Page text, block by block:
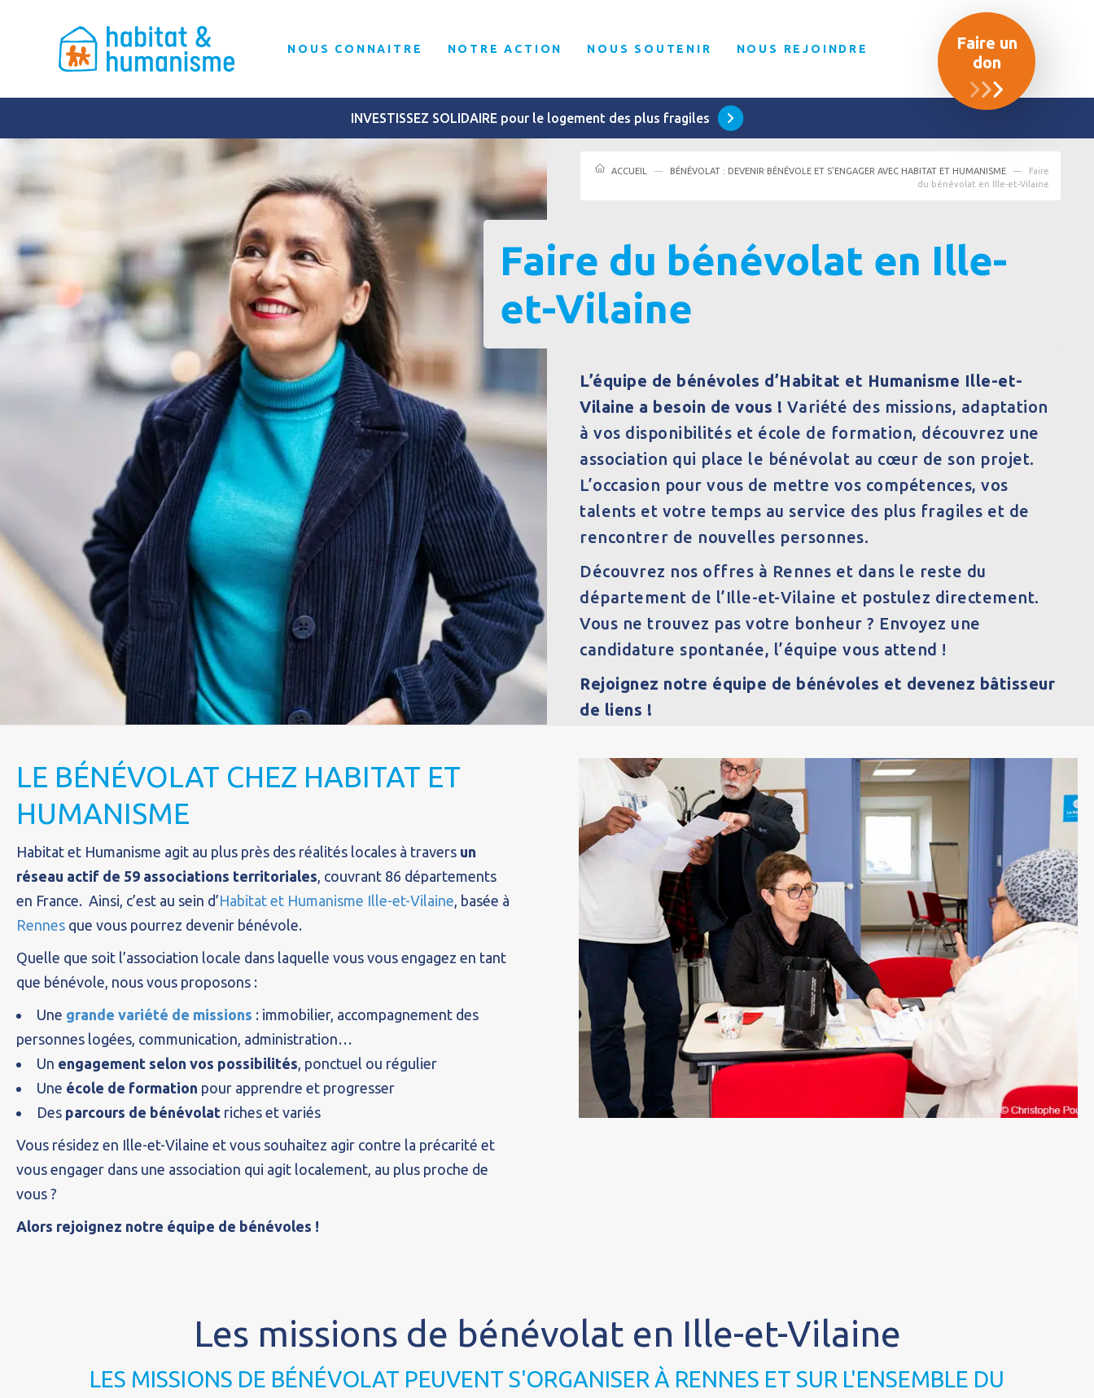
NOUS CONNAITRE NOTRE ACTION NOUS SOUTENIR NOUS REJOINDRE
Faire un
don
INVESTISSEZ SOLIDAIRE pour le logement des plus fragiles
ACCUEIL BÉNÉVOLAT : DEVENIR BÉNÉVOLE ET S’ENGAGER AVEC HABITAT ET HUMANISME
Faire
du bénévolat en Ille-et-Vilaine
Faire du bénévolat en Ille-
et-Vilaine
L’équipe de bénévoles d’Habitat et Humanisme Ille-et-
Vilaine a besoin de vous ! Variété des missions, adaptation
à vos disponibilités et école de formation, découvrez une
association qui place le bénévolat au cœur de son projet.
L’occasion pour vous de mettre vos compétences, vos
talents et votre temps au service des plus fragiles et de
rencontrer de nouvelles personnes.
Découvrez nos offres à Rennes et dans le reste du
département de l’Ille-et-Vilaine et postulez directement.
Vous ne trouvez pas votre bonheur ? Envoyez une
candidature spontanée, l’équipe vous attend !
Rejoignez notre équipe de bénévoles et devenez bâtisseur
de liens !
LE BÉNÉVOLAT CHEZ HABITAT ET
HUMANISME
Habitat et Humanisme agit au plus près des réalités locales à travers un
réseau actif de 59 associations territoriales, couvrant 86 départements
en France. Ainsi, c’est au sein d’Habitat et Humanisme Ille-et-Vilaine, basée à
Rennes que vous pourrez devenir bénévole.
Quelle que soit l’association locale dans laquelle vous vous engagez en tant
que bénévole, nous vous proposons :
Une grande variété de missions : immobilier, accompagnement des
personnes logées, communication, administration…
Un engagement selon vos possibilités, ponctuel ou régulier
Une école de formation pour apprendre et progresser
Des parcours de bénévolat riches et variés
Vous résidez en Ille-et-Vilaine et vous souhaitez agir contre la précarité et
vous engager dans une association qui agit localement, au plus proche de
vous ?
Alors rejoignez notre équipe de bénévoles !
Les missions de bénévolat en Ille-et-Vilaine
LES MISSIONS DE BÉNÉVOLAT PEUVENT S'ORGANISER À RENNES ET SUR L'ENSEMBLE DU